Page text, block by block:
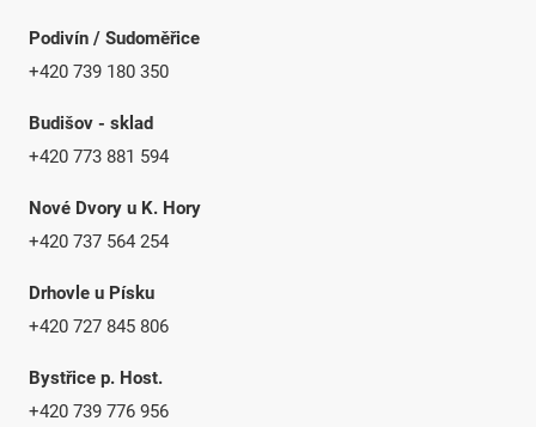
Podivín / Sudoměřice
+420 739 180 350
Budišov - sklad
+420 773 881 594
Nové Dvory u K. Hory
+420 737 564 254
Drhovle u Písku
+420 727 845 806
Bystřice p. Host.
+420 739 776 956